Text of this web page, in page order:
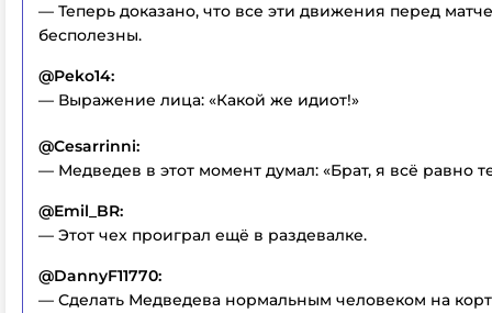
— Теперь доказано, что все эти движения перед
бесполезны.
@Peko14:
— Выражение лица: «Какой же идиот!»
@Cesarrinni:
— Медведев в этот момент думал: «Брат, я всё равно
@Emil_BR:
— Этот чех проиграл ещё в раздевалке.
@DannyF11770:
— Сделать Медведева нормальным человеком на